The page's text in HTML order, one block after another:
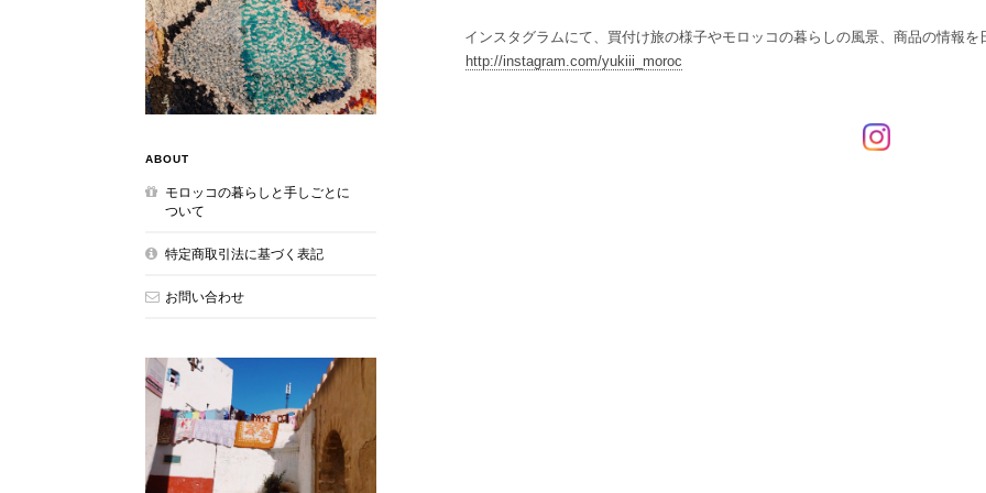
インスタグラムにて、買付け旅の様子やモロッコの暮らしの風景、商品の情報を
http://instagram.com/yukiii_moroc
ABOUT
モロッコの暮らしと手しごとに
ついて
特定商取引法に基づく表記
お問い合わせ